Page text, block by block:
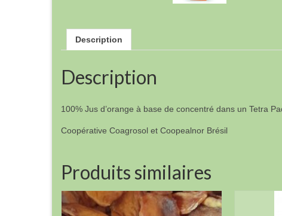
Description
Description
100% Jus d’orange à base de concentré dans un Tetra
Coopérative Coagrosol et Coopealnor Brésil
Produits similaires